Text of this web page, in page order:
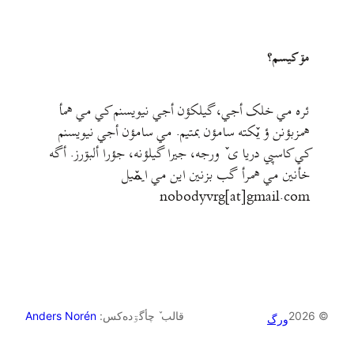
مۊ کيسم؟
ئره مي خلک أجي، گيلکؤن أجي نيويسنم کي مي همأ
همزبؤنن ؤ يٚکته سامؤن بمتيم. مي سامؤن أجي نيويسنم
کي کاسپي دريا ی ٚ ورجه، جيرا گيلؤنه، جؤرا ألبۊرز. أگه
خأنين مي همرأ گب بزنين اين مي ايمٚیل‌ ‌
nobodyvrg[at]gmail.com
© 2026 ورگ قالب ٚ چأگۊده‌کس: Anders Norén